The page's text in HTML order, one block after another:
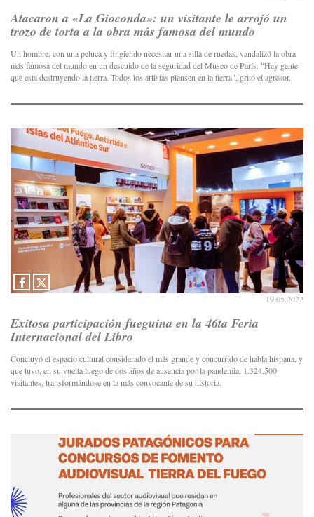
Atacaron a «La Gioconda»: un visitante le arrojó un
trozo de torta a la obra más famosa del mundo
Un hombre, con una peluca y fingiendo necesitar una silla de ruedas, vandalizó la obra
más famosa del mundo en un descuido de la seguridad del Museo de París. "Hay gente
que está destruyendo la tierra. Todos los artistas piensen en la tierra", gritó el agresor.
19.05.2022
Exitosa participación fueguina en la 46ta Feria
Internacional del Libro
Concluyó el espacio cultural considerado el más grande y concurrido de habla hispana, y
que tuvo, en su vuelta luego de dos años de ausencia por la pandemia, 1.324.500
visitantes, transformándose en la más convocante de su historia.